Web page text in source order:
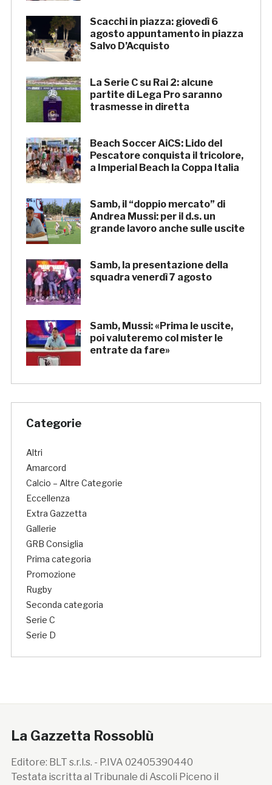
Scacchi in piazza: giovedì 6
agosto appuntamento in piazza
Salvo D’Acquisto
La Serie C su Rai 2: alcune
partite di Lega Pro saranno
trasmesse in diretta
Beach Soccer AiCS: Lido del
Pescatore conquista il tricolore,
a Imperial Beach la Coppa Italia
Samb, il “doppio mercato” di
Andrea Mussi: per il d.s. un
grande lavoro anche sulle uscite
Samb, la presentazione della
squadra venerdì 7 agosto
Samb, Mussi: «Prima le uscite,
poi valuteremo col mister le
entrate da fare»
Categorie
Altri
Amarcord
Calcio – Altre Categorie
Eccellenza
Extra Gazzetta
Gallerie
GRB Consiglia
Prima categoria
Promozione
Rugby
Seconda categoria
Serie C
Serie D
La Gazzetta Rossoblù
Editore: BLT s.r.l.s. - P.IVA 02405390440
Testata iscritta al Tribunale di Ascoli Piceno il